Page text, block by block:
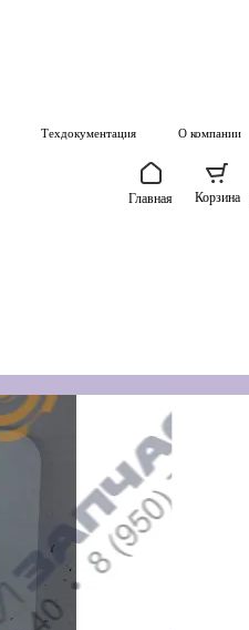
Техдокументация О компании
Главная Корзина